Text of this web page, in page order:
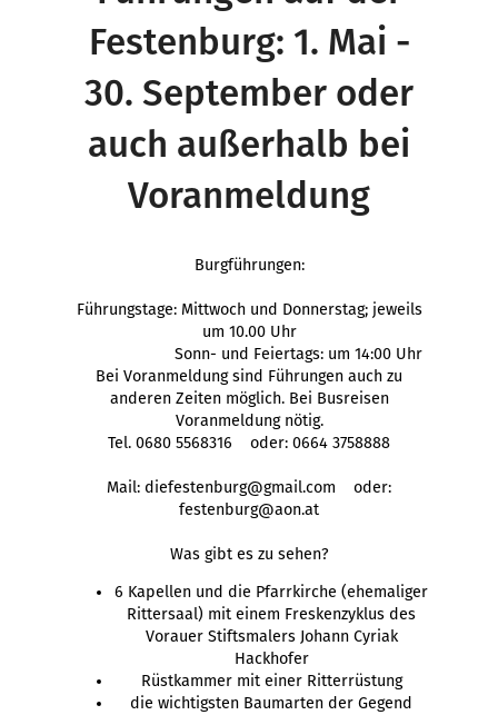
Festenburg: 1. Mai -
30. September oder
auch außerhalb bei
Voranmeldung
Burgführungen:
Führungstage: Mittwoch und Donnerstag; jeweils
um 10.00 Uhr
Sonn- und Feiertags: um 14:00 Uhr
Bei Voranmeldung sind Führungen auch zu
anderen Zeiten möglich. Bei Busreisen
Voranmeldung nötig.
Tel. 0680 5568316 oder: 0664 3758888
Mail: diefestenburg@gmail.com oder:
festenburg@aon.at
Was gibt es zu sehen?
6 Kapellen und die Pfarrkirche (ehemaliger
Rittersaal) mit einem Freskenzyklus des
Vorauer Stiftsmalers Johann Cyriak
Hackhofer
Rüstkammer mit einer Ritterrüstung
die wichtigsten Baumarten der Gegend